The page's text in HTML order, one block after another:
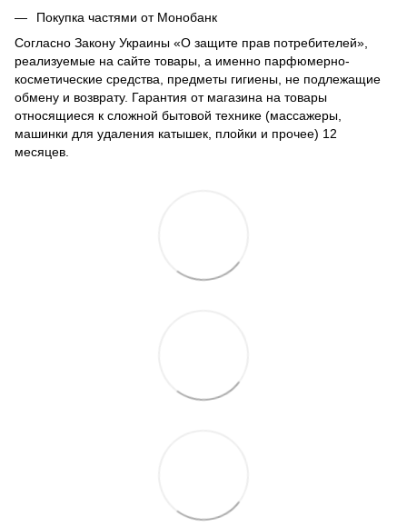
Покупка частями от Монобанк
Согласно Закону Украины «О защите прав потребителей»,
реализуемые на сайте товары, а именно парфюмерно-
косметические средства, предметы гигиены, не подлежащие
обмену и возврату. Гарантия от магазина на товары
относящиеся к сложной бытовой технике (массажеры,
машинки для удаления катышек, плойки и прочее) 12
месяцев.